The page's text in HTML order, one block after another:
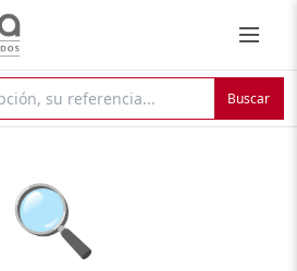
Buscar
🔍